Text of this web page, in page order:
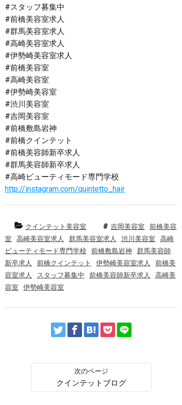
#スタッフ募集中
#前橋美容室求人
#群馬美容室求人
#高崎美容室求人
#伊勢崎美容室求人
#前橋美容室
#高崎美容室
#伊勢崎美容室
#渋川美容室
#吉岡美容室
#前橋敷島岩神
#前橋クインテット
#前橋美容師新卒求人
#群馬美容師新卒求人
#高崎ビューティモード専門学校
http://instagram.com/quintetto_hair
クインテット美容室 吉岡美容室
前橋美容
室
高崎美容室求人 群馬美容室求人 渋川美容室
高崎
ビューティモード専門学校
前橋敷島岩神
群馬美容師
新卒求人
前橋クインテット 伊勢崎美容室求人
前橋美
容室求人
スタッフ募集中 前橋美容師新卒求人
高崎美
容室
伊勢崎美容室
クインテットブログ